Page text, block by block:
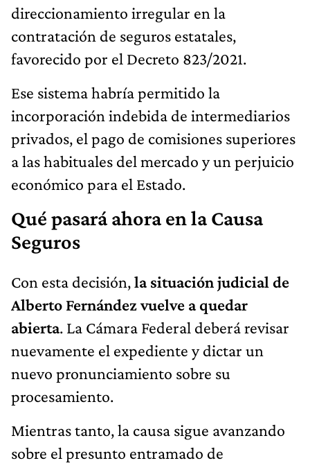
direccionamiento irregular en la
contratación de seguros estatales,
favorecido por el Decreto 823/2021.
Ese sistema habría permitido la
incorporación indebida de intermediarios
privados, el pago de comisiones superiores
a las habituales del mercado y un perjuicio
económico para el Estado.
Qué pasará ahora en la Causa
Seguros
Con esta decisión,la situación judicial de
Alberto Fernández vuelve a quedar
abierta. La Cámara Federal deberá revisar
nuevamente el expediente y dictar un
nuevo pronunciamiento sobre su
procesamiento.
Mientras tanto, la causa sigue avanzando
sobre el presunto entramado de